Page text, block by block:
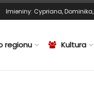
Imieniny: Cypriana,Dominika,
regionu Kultura